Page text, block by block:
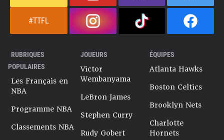
#TTFL
RUBRIQUES
POPULAIRES
Les Français en
NBA
Programme NBA
Classements NBA
JOUEURS
Victor
Wembanyama
LeBron James
Stephen Curry
Rudy Gobert
ÉQUIPES
Atlanta Hawks
Boston Celtics
Brooklyn Nets
Charlotte
Hornets